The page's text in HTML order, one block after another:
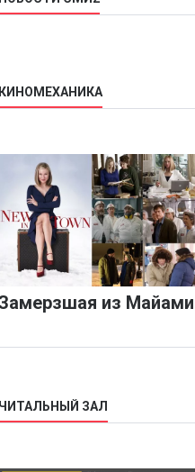
КИНОМЕХАНИКА
из Майами
ЧИТАЛЬНЫЙ ЗАЛ